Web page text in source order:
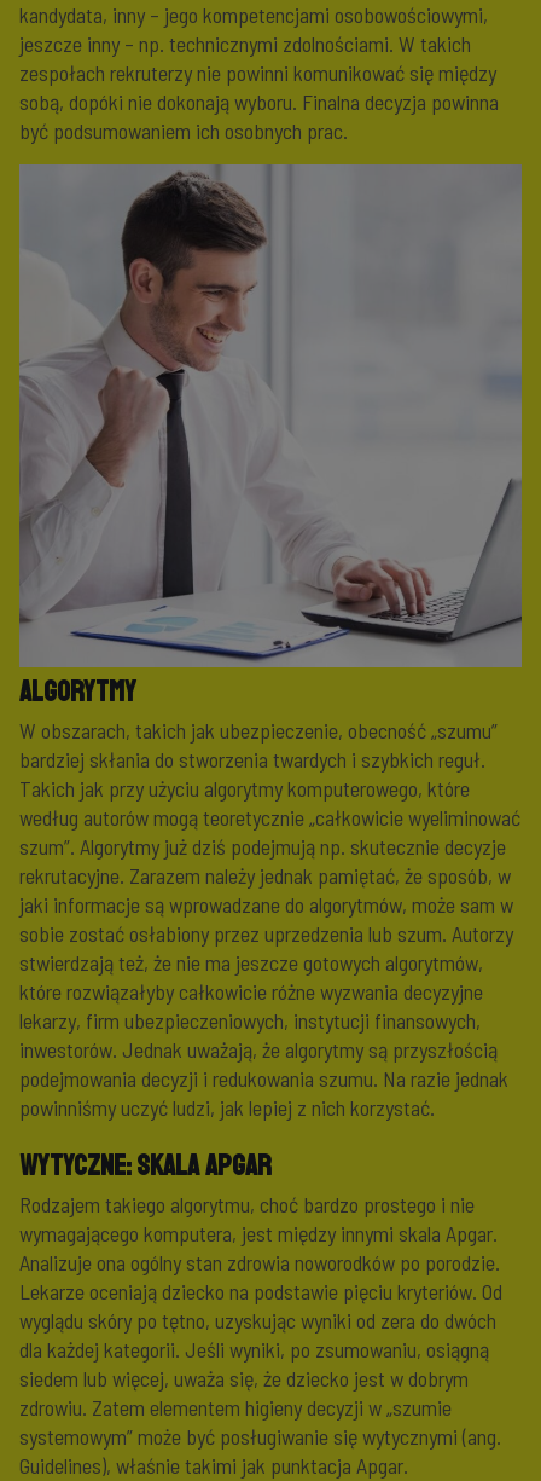
kandydata, inny – jego kompetencjami osobowościowymi,
jeszcze inny – np. technicznymi zdolnościami. W takich
zespołach rekruterzy nie powinni komunikować się między
sobą, dopóki nie dokonają wyboru. Finalna decyzja powinna
być podsumowaniem ich osobnych prac.
Algorytmy
W obszarach, takich jak ubezpieczenie, obecność „szumu”
bardziej skłania do stworzenia twardych i szybkich reguł.
Takich jak przy użyciu algorytmy komputerowego, które
według autorów mogą teoretycznie „całkowicie wyeliminować
szum”. Algorytmy już dziś podejmują np. skutecznie decyzje
rekrutacyjne. Zarazem należy jednak pamiętać, że sposób, w
jaki informacje są wprowadzane do algorytmów, może sam w
sobie zostać osłabiony przez uprzedzenia lub szum. Autorzy
stwierdzają też, że nie ma jeszcze gotowych algorytmów,
które rozwiązałyby całkowicie różne wyzwania decyzyjne
lekarzy, firm ubezpieczeniowych, instytucji finansowych,
inwestorów. Jednak uważają, że algorytmy są przyszłością
podejmowania decyzji i redukowania szumu. Na razie jednak
powinniśmy uczyć ludzi, jak lepiej z nich korzystać.
Wytyczne: skala Apgar
Rodzajem takiego algorytmu, choć bardzo prostego i nie
wymagającego komputera, jest między innymi skala Apgar.
Analizuje ona ogólny stan zdrowia noworodków po porodzie.
Lekarze oceniają dziecko na podstawie pięciu kryteriów. Od
wyglądu skóry po tętno, uzyskując wyniki od zera do dwóch
dla każdej kategorii. Jeśli wyniki, po zsumowaniu, osiągną
siedem lub więcej, uważa się, że dziecko jest w dobrym
zdrowiu. Zatem elementem higieny decyzji w „szumie
systemowym” może być posługiwanie się wytycznymi (ang.
Guidelines), właśnie takimi jak punktacja Apgar.